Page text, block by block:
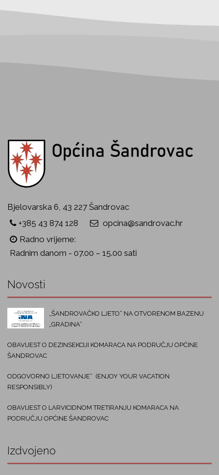
Bjelovarska 6, 43 227 Šandrovac
+385 43 874 128
opcina@sandrovac.hr
Radno vrijeme:
Radnim danom - 07.00 – 15.00 sati
Novosti
„ŠANDROVAČKO LJETO“ NA OTVORENOM BAZENU
„GRADINA“
OBAVIJEST O DEZINSEKCIJI KOMARACA NA PODRUČJU OPĆINE
ŠANDROVAC
ODGOVORNO LJETOVANJE“ (ENJOY YOUR VACATION
RESPONSIBLY)
OBAVIJEST O LARVICIDNOM TRETIRANJU KOMARACA NA
PODRUČJU OPĆINE ŠANDROVAC
Izdvojeno